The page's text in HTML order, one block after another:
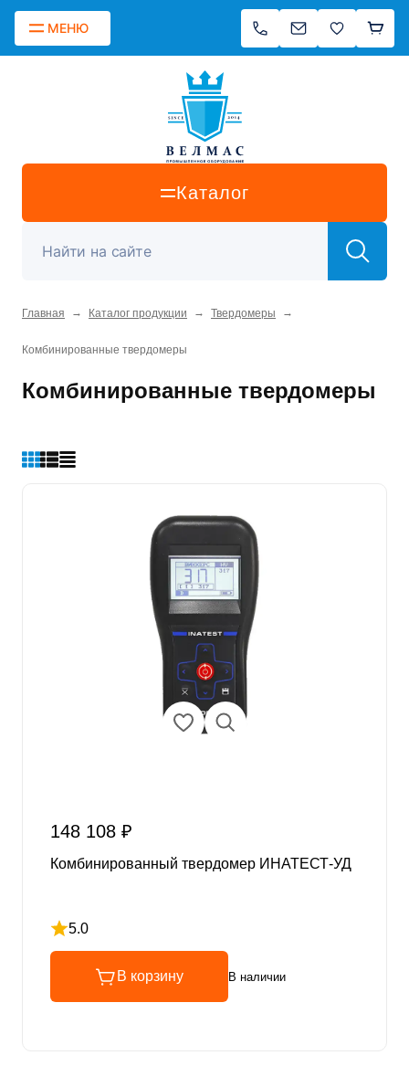
МЕНЮ
Каталог
Главная → Каталог продукции → Твердомеры →
Комбинированные твердомеры
Комбинированные твердомеры
148 108 ₽
Комбинированный твердомер ИНАТЕСТ-УД
5.0
Рейтинг 5 из 5
В корзину В наличии